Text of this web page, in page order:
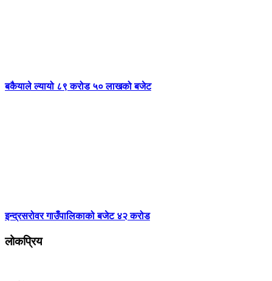
बकैयाले ल्यायो ८९ करोड ५० लाखको बजेट
इन्द्रसरोवर गाउँपालिकाको बजेट ४२ करोड
लोकप्रिय